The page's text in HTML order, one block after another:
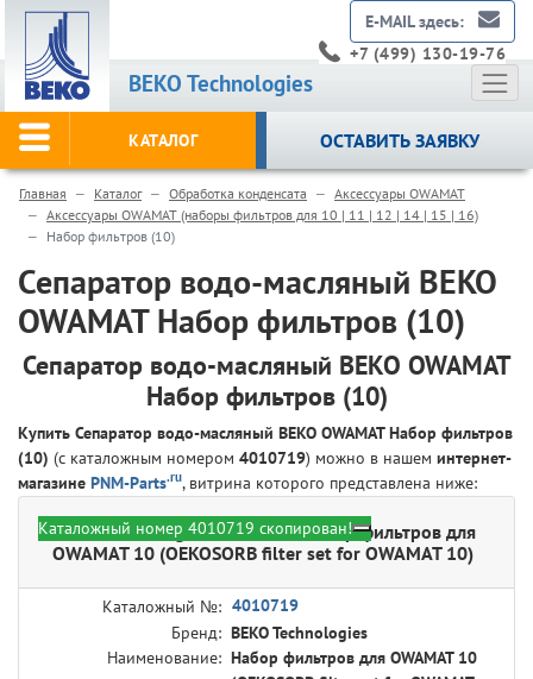
BEKO Technologies
E-MAIL здесь:
+7 (499) 130-19-76
КАТАЛОГ ОСТАВИТЬ ЗАЯВКУ
Главная Каталог Обработка конденсата
Аксессуары OWAMAT
Аксессуары OWAMAT (наборы фильтров для 10 | 11 | 12 | 14 | 15 | 16)
Набор фильтров (10)
Сепаратор водо-масляный BEKO
OWAMAT Набор фильтров (10)
Сепаратор водо-масляный BEKO OWAMAT
Набор фильтров (10)
Купить Сепаратор водо-масляный BEKO OWAMAT Набор фильтров
(10) (с каталожным номером 4010719) можно в нашем интернет-
магазине PNM-Parts.ru, витрина которого представлена ниже:
BEKO Technologies 4010719 - Набор фильтров для
OWAMAT 10 (OEKOSORB filter set for OWAMAT 10)
Каталожный №: 4010719
Бренд: BEKO Technologies
Наименование: Набор фильтров для OWAMAT 10
Каталожный номер 4010719 скопирован!